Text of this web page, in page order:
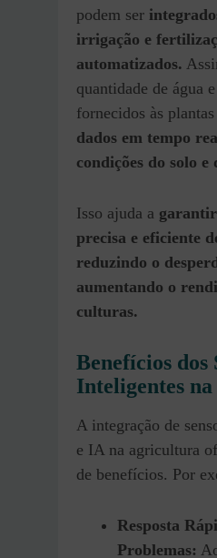
podem ser
irrigação e
automatizados.
quantidade de água
fornecidos às
dados em tempo
condições do solo e
Isso ajuda a
precisa e eficiente
reduzindo o
aumentando o
culturas.
Benefícios dos
Inteligentes
A integração de
e IA na agricultura
de benefícios. Por
Resposta
Problemas: